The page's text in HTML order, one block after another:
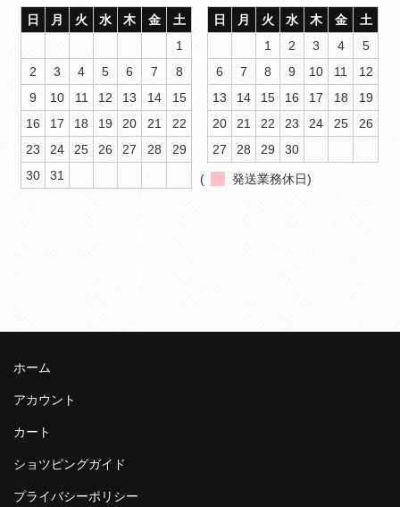
日
月 火 水 木 金
土
1
2
3 4 5 6 7
8
9
10 11 12 13 14
15
16
17 18 19 20 21
22
23
24 25 26 27 28
29
30
31
日
月 火 水 木 金
土
1
2 3 4
5
6
7 8 9 10 11
12
13
14 15 16 17 18
19
20
21 22 23 24 25
26
27
28 29 30
( 発送業務休日)
ホーム
アカウント
カート
ショツピングガイド
プライバシーポリシー